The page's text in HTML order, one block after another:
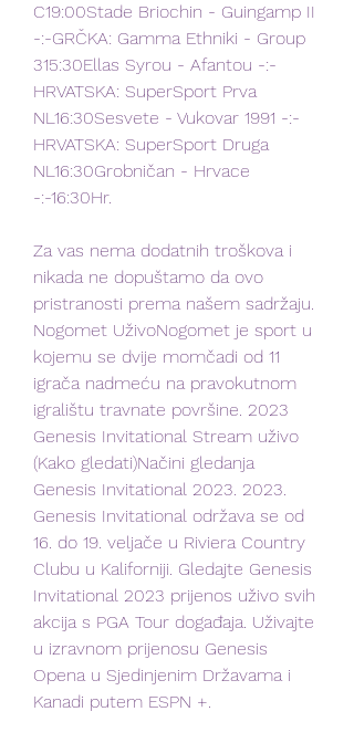
C19:00Stade Briochin - Guingamp II
-:-GRČKA: Gamma Ethniki - Group
315:30Ellas Syrou - Afantou -:-
HRVATSKA: SuperSport Prva
NL16:30Sesvete - Vukovar 1991 -:-
HRVATSKA: SuperSport Druga
NL16:30Grobničan - Hrvace
-:-16:30Hr.
Za vas nema dodatnih troškova i
nikada ne dopuštamo da ovo
pristranosti prema našem sadržaju.
Nogomet UživoNogomet je sport u
kojemu se dvije momčadi od 11
igrača nadmeću na pravokutnom
igralištu travnate površine. 2023
Genesis Invitational Stream uživo
(Kako gledati)Načini gledanja
Genesis Invitational 2023. 2023.
Genesis Invitational održava se od
16. do 19. veljače u Riviera Country
Clubu u Kaliforniji. Gledajte Genesis
Invitational 2023 prijenos uživo svih
akcija s PGA Tour događaja. Uživajte
u izravnom prijenosu Genesis
Opena u Sjedinjenim Državama i
Kanadi putem ESPN +.